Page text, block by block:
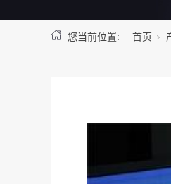
您当前位置: 首页